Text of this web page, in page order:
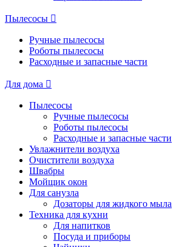
Пылесосы
Ручные пылесосы
Роботы пылесосы
Расходные и запасные части
Для дома
Пылесосы
Ручные пылесосы
Роботы пылесосы
Расходные и запасные части
Увлажнители воздуха
Очистители воздуха
Швабры
Мойщик окон
Для санузла
Дозаторы для жидкого мыла
Техника для кухни
Для напитков
Посуда и приборы